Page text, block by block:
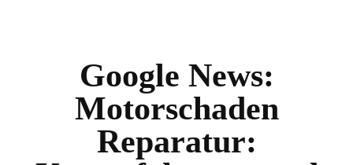
Google News:
Motorschaden
Reparatur: